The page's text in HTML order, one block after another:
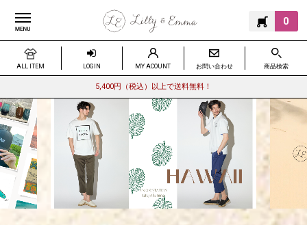
0
ALL ITEM LOGIN MY ACOUNT お問い合わせ 商品検索
5,400円（税込）以上で送料無料！